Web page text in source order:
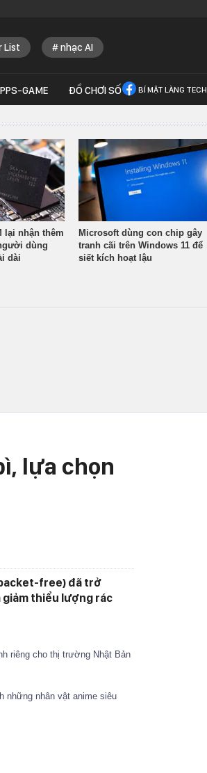
List nhạc AI
GAME ĐỒ CHƠI SỐ BÍ MẬT LÀNG TECH
lại nhận thêm
dùng
dài
Microsoft dùng con chip gây
tranh cãi trên Windows 11 để
siết kích hoạt lậu
lựa chọn
free) đã trở
thiểu lượng rác
riêng cho thị trường Nhật Bản
những nhân vật anime siêu